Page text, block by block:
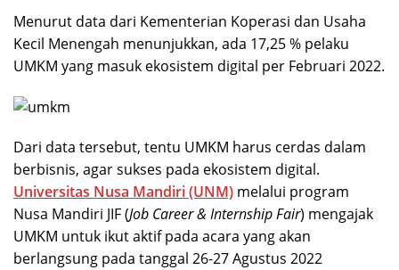
Menurut data dari Kementerian Koperasi dan Usaha
Kecil Menengah menunjukkan, ada 17,25 % pelaku
UMKM yang masuk ekosistem digital per Februari 2022.
Dari data tersebut, tentu UMKM harus cerdas dalam
berbisnis, agar sukses pada ekosistem digital.
Universitas Nusa Mandiri (UNM) melalui program
Nusa Mandiri JIF (Job Career & Internship Fair) mengajak
UMKM untuk ikut aktif pada acara yang akan
berlangsung pada tanggal 26-27 Agustus 2022